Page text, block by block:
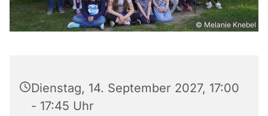
© Melanie Knebel
Dienstag, 14. September 2027, 17:00
- 17:45 Uhr